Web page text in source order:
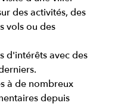
des activités, des
vols ou des
d'intérêts avec des
à de nombreux
depuis